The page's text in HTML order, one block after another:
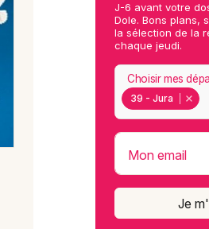
J-6 avant votre
Dole. Bons plans,
la sélection de la
chaque jeudi.
39 - Jura
Choisir mes
Mon email
Je